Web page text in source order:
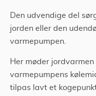
Den udvendige del
jorden eller den
varmepumpen.
Her møder
varmepumpens
tilpas lavt et